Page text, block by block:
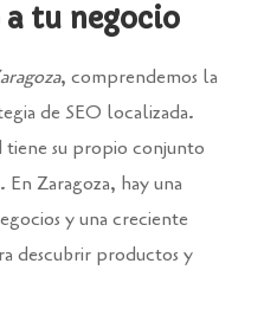
a tu negocio
, comprendemos la
de SEO localizada.
tiene su propio conjunto
Zaragoza, hay una
y una creciente
descubrir productos y